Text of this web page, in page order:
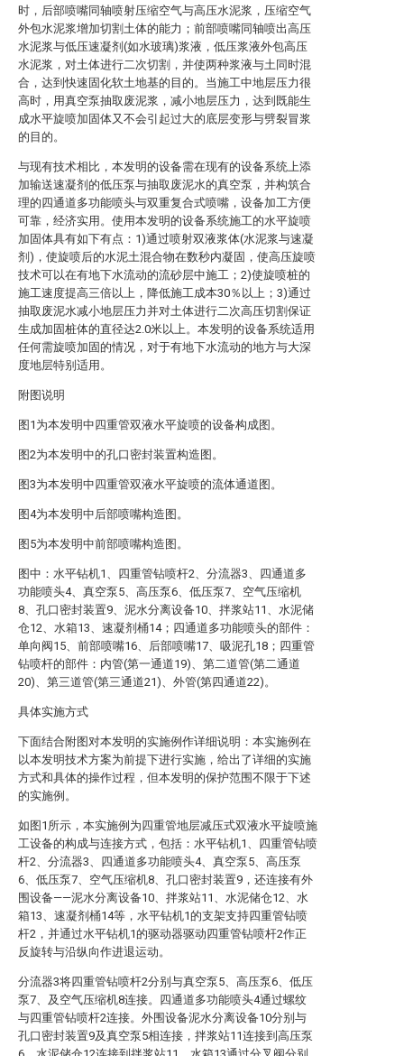
时，后部喷嘴同轴喷射压缩空气与高压水泥浆，压缩空气
外包水泥浆增加切割土体的能力；前部喷嘴同轴喷出高压
水泥浆与低压速凝剂(如水玻璃)浆液，低压浆液外包高压
水泥浆，对土体进行二次切割，并使两种浆液与土同时混
合，达到快速固化软土地基的目的。当施工中地层压力很
高时，用真空泵抽取废泥浆，减小地层压力，达到既能生
成水平旋喷加固体又不会引起过大的底层变形与劈裂冒浆
的目的。
与现有技术相比，本发明的设备需在现有的设备系统上添
加输送速凝剂的低压泵与抽取废泥水的真空泵，并构筑合
理的四通道多功能喷头与双重复合式喷嘴，设备加工方便
可靠，经济实用。使用本发明的设备系统施工的水平旋喷
加固体具有如下有点：1)通过喷射双液浆体(水泥浆与速凝
剂)，使旋喷后的水泥土混合物在数秒内凝固，使高压旋喷
技术可以在有地下水流动的流砂层中施工；2)使旋喷桩的
施工速度提高三倍以上，降低施工成本30％以上；3)通过
抽取废泥水减小地层压力并对土体进行二次高压切割保证
生成加固桩体的直径达2.0米以上。本发明的设备系统适用
任何需旋喷加固的情况，对于有地下水流动的地方与大深
度地层特别适用。
附图说明
图1为本发明中四重管双液水平旋喷的设备构成图。
图2为本发明中的孔口密封装置构造图。
图3为本发明中四重管双液水平旋喷的流体通道图。
图4为本发明中后部喷嘴构造图。
图5为本发明中前部喷嘴构造图。
图中：水平钻机1、四重管钻喷杆2、分流器3、四通道多
功能喷头4、真空泵5、高压泵6、低压泵7、空气压缩机
8、孔口密封装置9、泥水分离设备10、拌浆站11、水泥储
仓12、水箱13、速凝剂桶14；四通道多功能喷头的部件：
单向阀15、前部喷嘴16、后部喷嘴17、吸泥孔18；四重管
钻喷杆的部件：内管(第一通道19)、第二道管(第二通道
20)、第三道管(第三通道21)、外管(第四通道22)。
具体实施方式
下面结合附图对本发明的实施例作详细说明：本实施例在
以本发明技术方案为前提下进行实施，给出了详细的实施
方式和具体的操作过程，但本发明的保护范围不限于下述
的实施例。
如图1所示，本实施例为四重管地层减压式双液水平旋喷施
工设备的构成与连接方式，包括：水平钻机1、四重管钻喷
杆2、分流器3、四通道多功能喷头4、真空泵5、高压泵
6、低压泵7、空气压缩机8、孔口密封装置9，还连接有外
围设备——泥水分离设备10、拌浆站11、水泥储仓12、水
箱13、速凝剂桶14等，水平钻机1的支架支持四重管钻喷
杆2，并通过水平钻机1的驱动器驱动四重管钻喷杆2作正
反旋转与沿纵向作进退运动。
分流器3将四重管钻喷杆2分别与真空泵5、高压泵6、低压
泵7、及空气压缩机8连接。四通道多功能喷头4通过螺纹
与四重管钻喷杆2连接。外围设备泥水分离设备10分别与
孔口密封装置9及真空泵5相连接，拌浆站11连接到高压泵